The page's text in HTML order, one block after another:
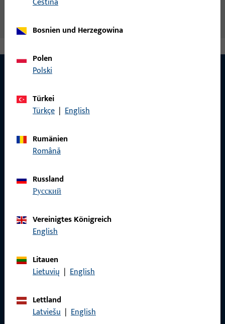
KONTAKT
Wir helfen Ihnen gern!
Haben Sie Fragen oder wünschen Sie persönliche Beratung?
Wir sind gerne für Sie da – schnell, kompetent und
Bosnien und Herzegowina
Polen
Polski
Türkei
Türkçe | English
Rumänien
Română
Russland
русский
Vereinigtes Königreich
English
Litauen
Lietuvių | English
Lettland
Latviešu | EnglishImpressum